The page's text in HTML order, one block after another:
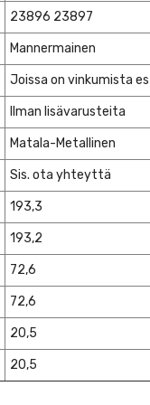
23896 23897
Mannermainen
Joissa on vinkumista
Ilman lisävarusteita
Matala-Metallinen
Sis. ota yhteyttä
193,3
193,2
72,6
72,6
20,5
20,5